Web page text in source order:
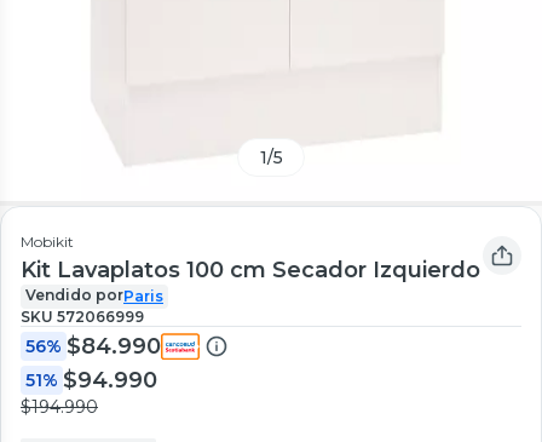
1/5
Mobikit
Kit Lavaplatos 100 cm Secador Izquierdo
Vendido porParis
SKU 572066999
56% $84.990
51% $94.990
$194.990